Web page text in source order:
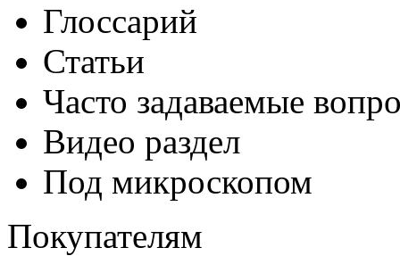
Глоссарий
Статьи
Часто задаваемые
Видео раздел
Под микроскопом
Покупателям